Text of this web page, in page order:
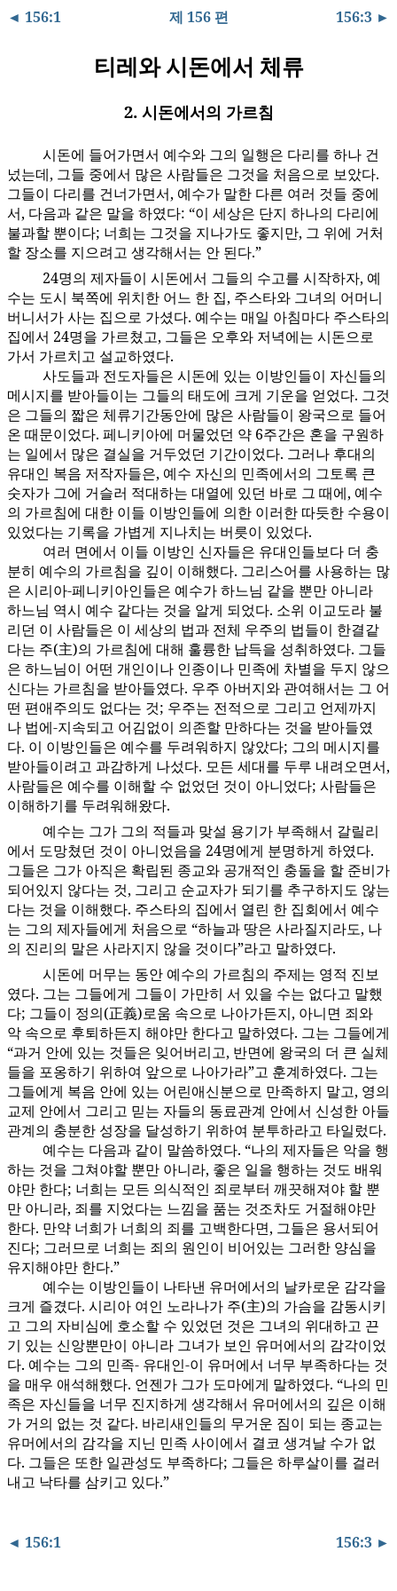
◄ 156:1 제 156 편 156:3 ►
티레와 시돈에서 체류
2. 시돈에서의 가르침
시돈에 들어가면서 예수와 그의 일행은 다리를 하나 건
넜는데, 그들 중에서 많은 사람들은 그것을 처음으로 보았다.
그들이 다리를 건너가면서, 예수가 말한 다른 여러 것들 중에
서, 다음과 같은 말을 하였다: “이 세상은 단지 하나의 다리에
불과할 뿐이다; 너희는 그것을 지나가도 좋지만, 그 위에 거처
할 장소를 지으려고 생각해서는 안 된다.”
24명의 제자들이 시돈에서 그들의 수고를 시작하자, 예
수는 도시 북쪽에 위치한 어느 한 집, 주스타와 그녀의 어머니
버니서가 사는 집으로 가셨다. 예수는 매일 아침마다 주스타의
집에서 24명을 가르쳤고, 그들은 오후와 저녁에는 시돈으로
가서 가르치고 설교하였다.
사도들과 전도자들은 시돈에 있는 이방인들이 자신들의
메시지를 받아들이는 그들의 태도에 크게 기운을 얻었다. 그것
은 그들의 짧은 체류기간동안에 많은 사람들이 왕국으로 들어
온 때문이었다. 페니키아에 머물었던 약 6주간은 혼을 구원하
는 일에서 많은 결실을 거두었던 기간이었다. 그러나 후대의
유대인 복음 저작자들은, 예수 자신의 민족에서의 그토록 큰
숫자가 그에 거슬러 적대하는 대열에 있던 바로 그 때에, 예수
의 가르침에 대한 이들 이방인들에 의한 이러한 따듯한 수용이
있었다는 기록을 가볍게 지나치는 버릇이 있었다.
여러 면에서 이들 이방인 신자들은 유대인들보다 더 충
분히 예수의 가르침을 깊이 이해했다. 그리스어를 사용하는 많
은 시리아-페니키아인들은 예수가 하느님 같을 뿐만 아니라
하느님 역시 예수 같다는 것을 알게 되었다. 소위 이교도라 불
리던 이 사람들은 이 세상의 법과 전체 우주의 법들이 한결같
다는 주(主)의 가르침에 대해 훌륭한 납득을 성취하였다. 그들
은 하느님이 어떤 개인이나 인종이나 민족에 차별을 두지 않으
신다는 가르침을 받아들였다. 우주 아버지와 관여해서는 그 어
떤 편애주의도 없다는 것; 우주는 전적으로 그리고 언제까지
나 법에-지속되고 어김없이 의존할 만하다는 것을 받아들였
다. 이 이방인들은 예수를 두려워하지 않았다; 그의 메시지를
받아들이려고 과감하게 나섰다. 모든 세대를 두루 내려오면서,
사람들은 예수를 이해할 수 없었던 것이 아니었다; 사람들은
이해하기를 두려워해왔다.
예수는 그가 그의 적들과 맞설 용기가 부족해서 갈릴리
에서 도망쳤던 것이 아니었음을 24명에게 분명하게 하였다.
그들은 그가 아직은 확립된 종교와 공개적인 충돌을 할 준비가
되어있지 않다는 것, 그리고 순교자가 되기를 추구하지도 않는
다는 것을 이해했다. 주스타의 집에서 열린 한 집회에서 예수
는 그의 제자들에게 처음으로 “하늘과 땅은 사라질지라도, 나
의 진리의 말은 사라지지 않을 것이다”라고 말하였다.
시돈에 머무는 동안 예수의 가르침의 주제는 영적 진보
였다. 그는 그들에게 그들이 가만히 서 있을 수는 없다고 말했
다; 그들이 정의(正義)로움 속으로 나아가든지, 아니면 죄와
악 속으로 후퇴하든지 해야만 한다고 말하였다. 그는 그들에게
“과거 안에 있는 것들은 잊어버리고, 반면에 왕국의 더 큰 실체
들을 포옹하기 위하여 앞으로 나아가라”고 훈계하였다. 그는
그들에게 복음 안에 있는 어린애신분으로 만족하지 말고, 영의
교제 안에서 그리고 믿는 자들의 동료관계 안에서 신성한 아들
관계의 충분한 성장을 달성하기 위하여 분투하라고 타일렀다.
예수는 다음과 같이 말씀하였다. “나의 제자들은 악을 행
하는 것을 그쳐야할 뿐만 아니라, 좋은 일을 행하는 것도 배워
야만 한다; 너희는 모든 의식적인 죄로부터 깨끗해져야 할 뿐
만 아니라, 죄를 지었다는 느낌을 품는 것조차도 거절해야만
한다. 만약 너희가 너희의 죄를 고백한다면, 그들은 용서되어
진다; 그러므로 너희는 죄의 원인이 비어있는 그러한 양심을
유지해야만 한다.”
예수는 이방인들이 나타낸 유머에서의 날카로운 감각을
크게 즐겼다. 시리아 여인 노라나가 주(主)의 가슴을 감동시키
고 그의 자비심에 호소할 수 있었던 것은 그녀의 위대하고 끈
기 있는 신앙뿐만이 아니라 그녀가 보인 유머에서의 감각이었
다. 예수는 그의 민족- 유대인-이 유머에서 너무 부족하다는 것
을 매우 애석해했다. 언젠가 그가 도마에게 말하였다. “나의 민
족은 자신들을 너무 진지하게 생각해서 유머에서의 깊은 이해
가 거의 없는 것 같다. 바리새인들의 무거운 짐이 되는 종교는
유머에서의 감각을 지닌 민족 사이에서 결코 생겨날 수가 없
다. 그들은 또한 일관성도 부족하다; 그들은 하루살이를 걸러
내고 낙타를 삼키고 있다.”
◄ 156:1 156:3 ►